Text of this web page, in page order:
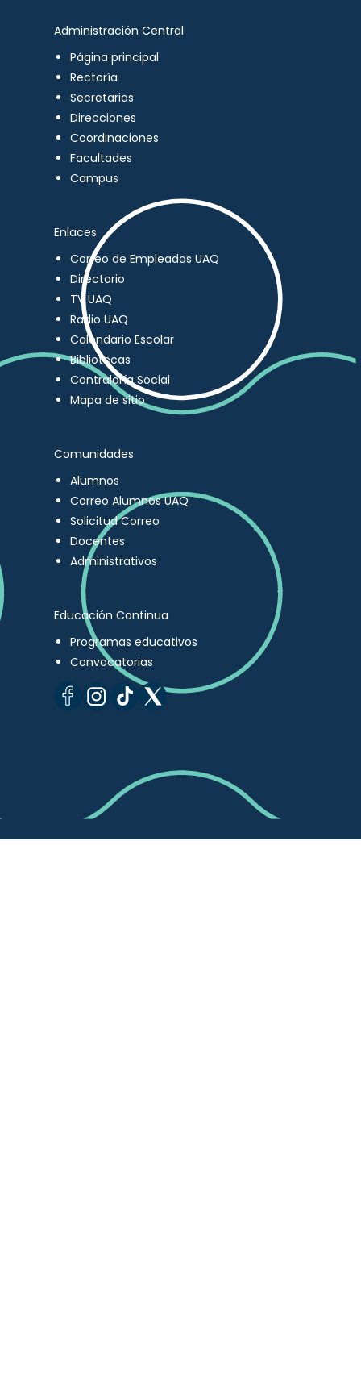
Administración Central
Página principal
Rectoría
Secretarios
Direcciones
Coordinaciones
Facultades
Campus
Enlaces
Correo de Empleados UAQ
Directorio
TV UAQ
Radio UAQ
Calendario Escolar
Bibliotecas
Contraloría Social
Mapa de sitio
Comunidades
Alumnos
Correo Alumnos UAQ
Solicitud Correo
Docentes
Administrativos
Educación Continua
Programas educativos
Convocatorias